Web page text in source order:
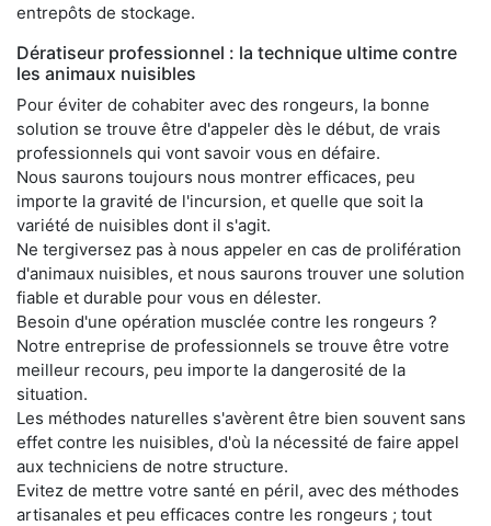
entrepôts de stockage.
Dératiseur professionnel : la technique ultime contre
les animaux nuisibles
Pour éviter de cohabiter avec des rongeurs, la bonne
solution se trouve être d'appeler dès le début, de vrais
professionnels qui vont savoir vous en défaire.
Nous saurons toujours nous montrer efficaces, peu
importe la gravité de l'incursion, et quelle que soit la
variété de nuisibles dont il s'agit.
Ne tergiversez pas à nous appeler en cas de prolifération
d'animaux nuisibles, et nous saurons trouver une solution
fiable et durable pour vous en délester.
Besoin d'une opération musclée contre les rongeurs ?
Notre entreprise de professionnels se trouve être votre
meilleur recours, peu importe la dangerosité de la
situation.
Les méthodes naturelles s'avèrent être bien souvent sans
effet contre les nuisibles, d'où la nécessité de faire appel
aux techniciens de notre structure.
Evitez de mettre votre santé en péril, avec des méthodes
artisanales et peu efficaces contre les rongeurs ; tout